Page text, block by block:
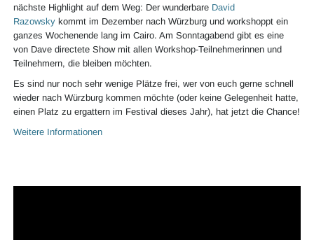
nächste Highlight auf dem Weg: Der wunderbare David
Razowskykommt im Dezember nach Würzburg und workshoppt ein
ganzes Wochenende lang im Cairo. Am Sonntagabend gibt es eine
von Dave directete Show mit allen Workshop-Teilnehmerinnen und
Teilnehmern, die bleiben möchten.
Es sind nur noch sehr wenige Plätze frei, wer von euch gerne schnell
wieder nach Würzburg kommen möchte (oder keine Gelegenheit hatte,
einen Platz zu ergattern im Festival dieses Jahr), hat jetzt die Chance!
Weitere Informationen